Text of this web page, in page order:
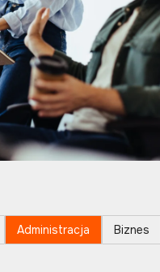
Administracja Biznes